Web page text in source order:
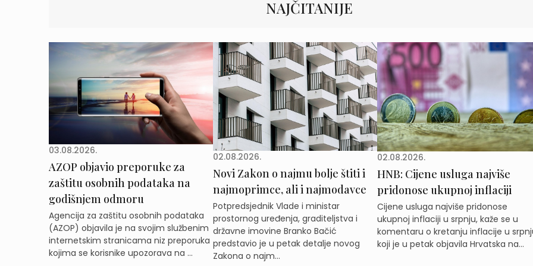
NAJČITANIJE
03.08.2026.
AZOP objavio preporuke za
zaštitu osobnih podataka na
godišnjem odmoru
Agencija za zaštitu osobnih podataka
(AZOP) objavila je na svojim službenim
internetskim stranicama niz preporuka
kojima se korisnike upozorava na ...
02.08.2026.
Novi Zakon o najmu bolje štiti i
najmoprimce, ali i najmodavce
Potpredsjednik Vlade i ministar
prostornog uređenja, graditeljstva i
državne imovine Branko Bačić
predstavio je u petak detalje novog
Zakona o najm...
02.08.2026.
HNB: Cijene usluga najviše
pridonose ukupnoj inflaciji
Cijene usluga najviše pridonose
ukupnoj inflaciji u srpnju, kaže se u
komentaru o kretanju inflacije u
koji je u petak objavila Hrvatska na...